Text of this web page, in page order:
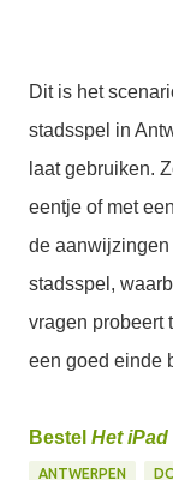
Dit is het
stadsspel in
laat gebruiken.
eentje of met
de aanwijzingen
stadsspel,
vragen probeert
een goed einde
Bestel Het
ANTWERPEN